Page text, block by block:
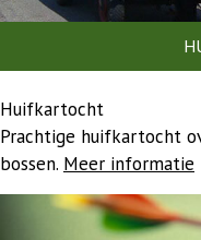
Huifkartocht
Prachtige huifkartocht
bossen. Meer informatie